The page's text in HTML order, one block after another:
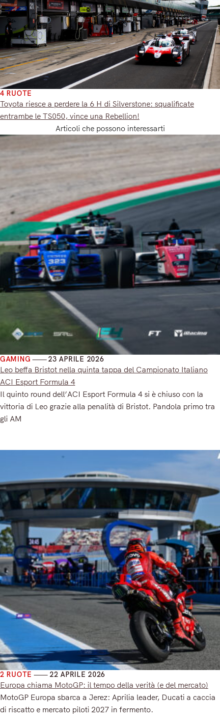
4 RUOTE
Toyota riesce a perdere la 6 H di Silverstone: squalificate
entrambe le TS050, vince una Rebellion!
Articoli che possono interessarti
GAMING 23 APRILE 2026
Leo beffa Bristot nella quinta tappa del Campionato Italiano
ACI Esport Formula 4
Il quinto round dell’ACI Esport Formula 4 si è chiuso con la
vittoria di Leo grazie alla penalità di Bristot. Pandola primo tra
gli AM
2 RUOTE 22 APRILE 2026
Europa chiama MotoGP: il tempo della verità (e del mercato)
MotoGP Europa sbarca a Jerez: Aprilia leader, Ducati a caccia
di riscatto e mercato piloti 2027 in fermento.